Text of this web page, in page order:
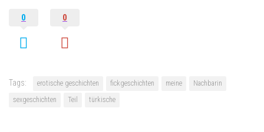
0 0
Tags: erotische geschichten fickgeschichten meine
Nachbarin
sexgeschichten
Teil türkische